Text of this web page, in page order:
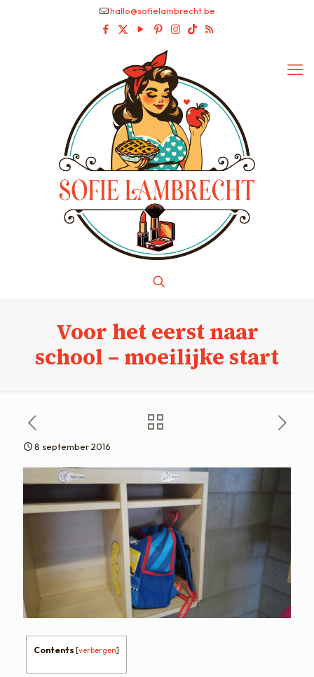
hallo@sofielambrecht.be
Voor het eerst naar
school – moeilijke start
8 september 2016
Contents [verbergen]